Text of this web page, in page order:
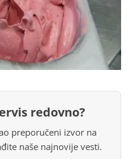
redovno?
preporučeni izvor na
naše najnovije vesti.